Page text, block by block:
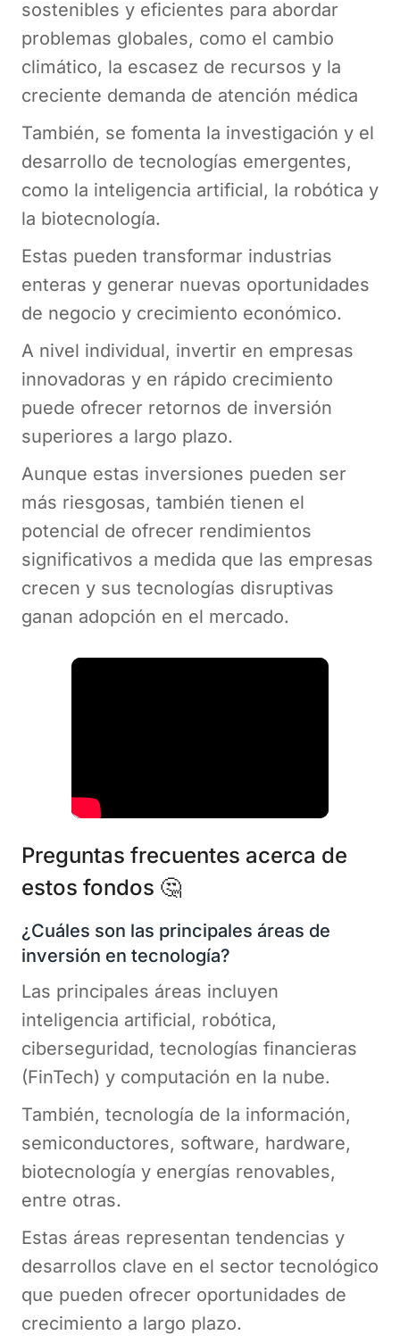
sostenibles y eficientes para abordar
problemas globales, como el cambio
climático, la escasez de recursos y la
creciente demanda de atención médica
También, se fomenta la investigación y el
desarrollo de tecnologías emergentes,
como la inteligencia artificial, la robótica y
la biotecnología.
Estas pueden transformar industrias
enteras y generar nuevas oportunidades
de negocio y crecimiento económico.
A nivel individual, invertir en empresas
innovadoras y en rápido crecimiento
puede ofrecer retornos de inversión
superiores a largo plazo.
Aunque estas inversiones pueden ser
más riesgosas, también tienen el
potencial de ofrecer rendimientos
significativos a medida que las empresas
crecen y sus tecnologías disruptivas
ganan adopción en el mercado.
Preguntas frecuentes acerca de
estos fondos 🤔
¿Cuáles son las principales áreas de
inversión en tecnología?
Las principales áreas incluyen
inteligencia artificial, robótica,
ciberseguridad, tecnologías financieras
(FinTech) y computación en la nube.
También, tecnología de la información,
semiconductores, software, hardware,
biotecnología y energías renovables,
entre otras.
Estas áreas representan tendencias y
desarrollos clave en el sector tecnológico
que pueden ofrecer oportunidades de
crecimiento a largo plazo.